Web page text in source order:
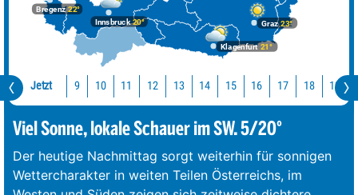
Bregenz22°
Graz23°
Innsbruck20°
Klagenfurt 21°
Jetzt 9 10 11 12 13 14 15 16 17 18 19
Viel Sonne, lokale Schauer im SW. 5/20°
Der heutige Nachmittag sorgt weiterhin für sonnigen
Wettercharakter in weiten Teilen Österreichs, im